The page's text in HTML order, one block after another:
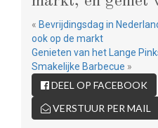
« Bevrijdingsdag in
ook op de markt
Genieten van het Lange
Smakelijke Barbecue »
DEEL OP FACEBOOK
VERSTUUR PER MAIL